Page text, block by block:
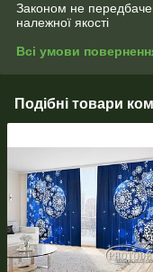
Законом не
належної якості
Всі умови
Подібні товари